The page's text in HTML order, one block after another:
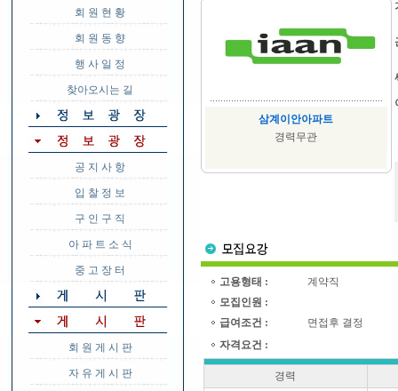
회 원 현 황
회 원 동 향
행 사 일 정
찾아오시는 길
공 지 사 항
입 찰 정 보
구 인 구 직
아 파 트 소 식
중 고 장 터
회 원 게 시 판
자 유 게 시 판
삼계이안아파트
경력무관
고용형태 :
계약직
모집인원 :
급여조건 :
면접후 결정
자격요건 :
경력